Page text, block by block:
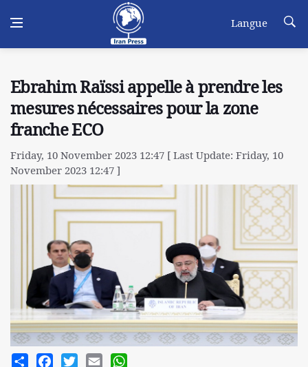
Langue
Ebrahim Raïssi appelle à prendre les
mesures nécessaires pour la zone
franche ECO
Friday, 10 November 2023 12:47 [ Last Update: Friday, 10
November 2023 12:47 ]
Share FacebookTwitterEmail